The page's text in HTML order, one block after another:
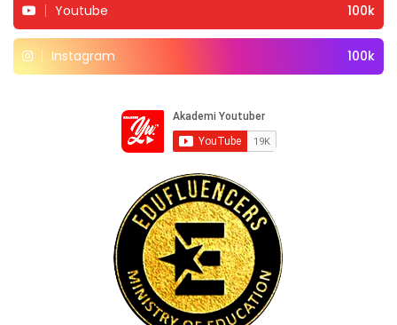
Youtube 100k
Instagram 100k